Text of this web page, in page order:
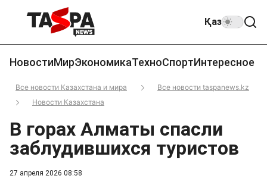
Қаз
НовостиМирЭкономикаТехноСпортИнтересное
Все новости Казахстана и мира
Все новости taspanews.kz
Новости Казахстана
27 апреля 2026 08:58
В горах Алматы спасли
заблудившихся туристов